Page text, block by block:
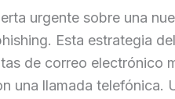
urgente sobre una
Esta estrategia
de correo electrónico
una llamada telefónica.